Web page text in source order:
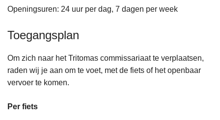
Openingsuren: 24 uur per dag, 7 dagen per week
Toegangsplan
Om zich naar het Tritomas commissariaat te verplaatsen,
raden wij je aan om te voet, met de fiets of het openbaar
vervoer te komen.
Per fiets